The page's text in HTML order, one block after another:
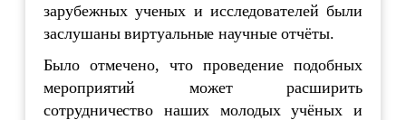
зарубежных ученых и исследователей были
заслушаны виртуальные научные отчёты.
Было отмечено, что проведение подобных
мероприятий может расширить
сотрудничество наших молодых учёных и